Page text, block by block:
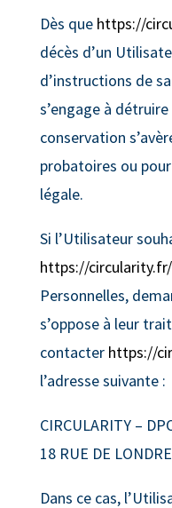
Dès que https://
décès d’un
d’instructions de
s’engage à
conservation
probatoires ou
légale.
Si l’Utilisateur
https://circularity.fr/
Personnelles,
s’oppose à leur
contacter https://
l’adresse suivante :
CIRCULARITY –
18 RUE DE
Dans ce cas,